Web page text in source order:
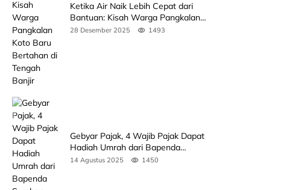
Ketika Air Naik Lebih Cepat dari
Bantuan: Kisah Warga Pangkalan
Koto Baru Bertahan di Tengah
28 Desember 2025 1493
Gebyar Pajak, 4 Wajib Pajak Dapat
Hadiah Umrah dari Bapenda
Sumbar
14 Agustus 2025 1450